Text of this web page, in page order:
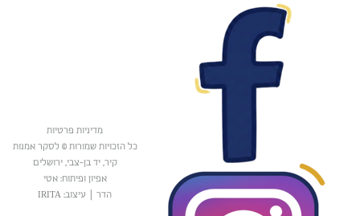
מדיניות פרטיות
כל הזכויות שמורות © לסקר אמנות
קיר, יד בן-צבי, ירושלים
אפיון ופיתוח: אטי
הדר
עיצוב: IRITA